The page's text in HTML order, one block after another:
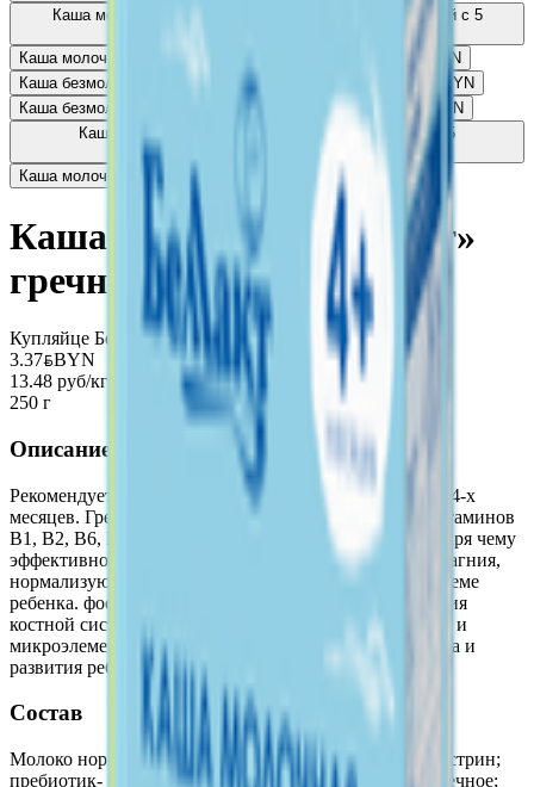
Каша молочная «Беллакт» кукурузно-овсяная с грушей с 5
Каша молочная «Беллакт» кукурузная с 5 месяцев
3.27BYN
BYN
Каша безмолочная «Беллакт» три злака с 6 месяцев
2.93
BYN
Каша безмолочная «Беллакт» рисовая с 4 месяцев
3.16
BYN
Каша молочная «Беллакт» гречневая с яблоком с 5
BYN
Каша молочная «Беллакт» рисовая с 4 месяцев
BYN
Каша молочная «Беллакт»
гречневая с 4 месяцев
Купляйце Беларускае
3.37BYNBYN
13.48 руб/кг
250 г
Описание
Рекомендуется в качестве продукта прикорма детям с 4-х
месяцев. Гречневая крупа содержит много белков, витаминов
В1, В2, В6, РР, минеральных веществ: железа, благодаря чему
эффективно повышает уровень гемоглобина крови. магния,
нормализующего обменные процессы в нервной системе
ребенка. фосфора и кальция, необходимых для развития
костной системы и нервной ткани. Витамины, макро- и
микроэлементы, необходимые для гармоничного роста и
развития ребенка.
Состав
Молоко нормализованное; мука гречневая; мальтодекстрин;
пребиотик- инулин; масло высокоолеиновое подсолнечное;